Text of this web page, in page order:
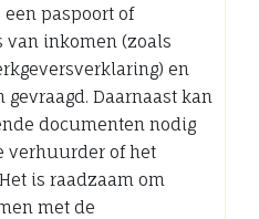
paspoort of
inkomen (zoals
en
Daarnaast kan
documenten nodig
verhuurder of het
is raadzaam om
met de